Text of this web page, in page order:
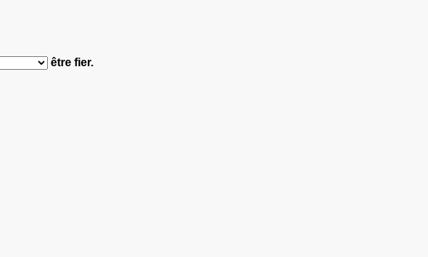
être fier.